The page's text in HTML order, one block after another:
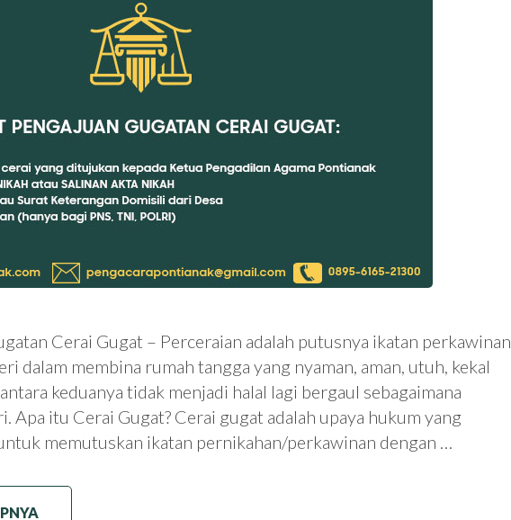
Cerai Gugat – Perceraian adalah putusnya ikatan perkawinan
dalam membina rumah tangga yang nyaman, aman, utuh, kekal
keduanya tidak menjadi halal lagi bergaul sebagaimana
Apa itu Cerai Gugat? Cerai gugat adalah upaya hukum yang
memutuskan ikatan pernikahan/perkawinan dengan …